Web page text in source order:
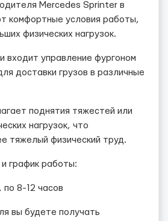
Mercedes Sprinter в
комфортные условия работы,
физических нагрузок.
входит управление фургоном
доставки грузов в различные
поднятия тяжестей или
нагрузок, что
тяжелый физический труд.
график работы:
8-12 часов
вы будете получать